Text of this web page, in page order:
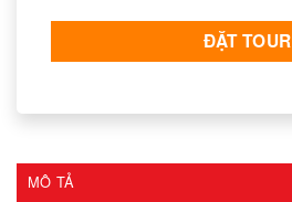
ĐẶT TOUR
MÔ TẢ